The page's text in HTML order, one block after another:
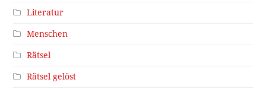
Literatur
Menschen
Rätsel
Rätsel gelöst